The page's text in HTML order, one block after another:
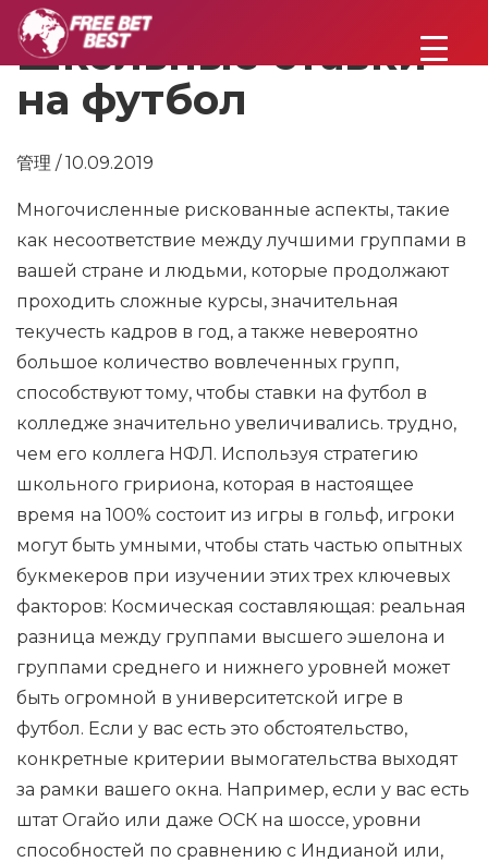
Школьные ставки
на футбол
管理 / 10.09.2019
Многочисленные рискованные аспекты, такие
как несоответствие между лучшими группами в
вашей стране и людьми, которые продолжают
проходить сложные курсы, значительная
текучесть кадров в год, а также невероятно
большое количество вовлеченных групп,
способствуют тому, чтобы ставки на футбол в
колледже значительно увеличивались. трудно,
чем его коллега НФЛ. Используя стратегию
школьного гририона, которая в настоящее
время на 100% состоит из игры в гольф, игроки
могут быть умными, чтобы стать частью опытных
букмекеров при изучении этих трех ключевых
факторов: Космическая составляющая: реальная
разница между группами высшего эшелона и
группами среднего и нижнего уровней может
быть огромной в университетской игре в
футбол. Если у вас есть это обстоятельство,
конкретные критерии вымогательства выходят
за рамки вашего окна. Например, если у вас есть
штат Огайо или даже ОСК на шоссе, уровни
способностей по сравнению с Индианой или,